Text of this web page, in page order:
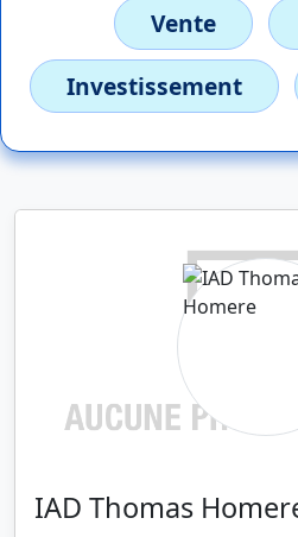
Vente
Investissement
IAD Thomas